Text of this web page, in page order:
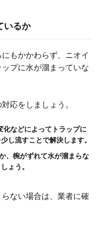
いるか
もかかわらず、ニオイ
プに水が溜まっていな
応をしましょう。
化などによってトラップに
し流すことで解決します。
、椀がずれて水が溜まらな
ょう。
ない場合は、業者に確